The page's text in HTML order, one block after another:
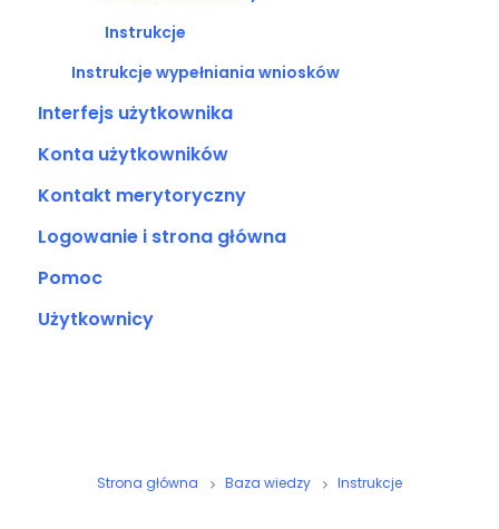
Instrukcje
Instrukcje wypełniania wniosków
Interfejs użytkownika
Konta użytkowników
Kontakt merytoryczny
Logowanie i strona główna
Pomoc
Użytkownicy
Strona główna Baza wiedzy Instrukcje